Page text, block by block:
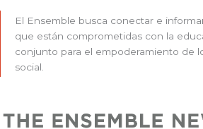
El Ensemble busca conectar e
que están comprometidas con la
conjunto para el empoderamiento de
social.